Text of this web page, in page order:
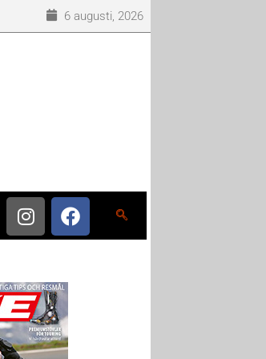
6 augusti, 2026